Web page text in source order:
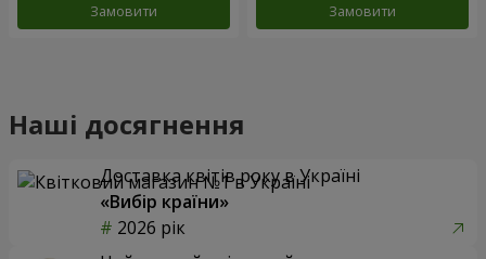
Замовити Замовити
Наші досягнення
Доставка квітів року в Україні
«Вибір країни»
2026 рік